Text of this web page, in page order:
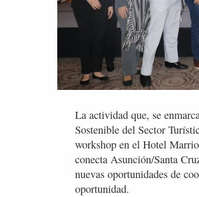
La actividad que, se
Sostenible del Sector
workshop en el Hotel
conecta Asunción/Santa
nuevas oportunidades de
oportunidad.